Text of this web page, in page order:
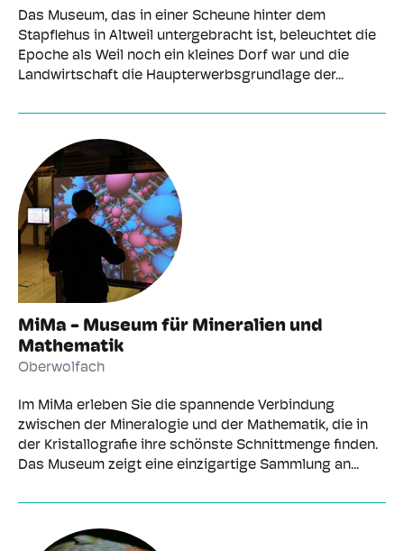
Das Museum, das in einer Scheune hinter dem
Stapflehus in Altweil untergebracht ist, beleuchtet die
Epoche als Weil noch ein kleines Dorf war und die
Landwirtschaft die Haupterwerbsgrundlage der...
MiMa - Museum für Mineralien und
Mathematik
Oberwolfach
Im MiMa erleben Sie die spannende Verbindung
zwischen der Mineralogie und der Mathematik, die in
der Kristallografie ihre schönste Schnittmenge finden.
Das Museum zeigt eine einzigartige Sammlung an...